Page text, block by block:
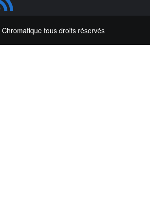
tous droits réservés